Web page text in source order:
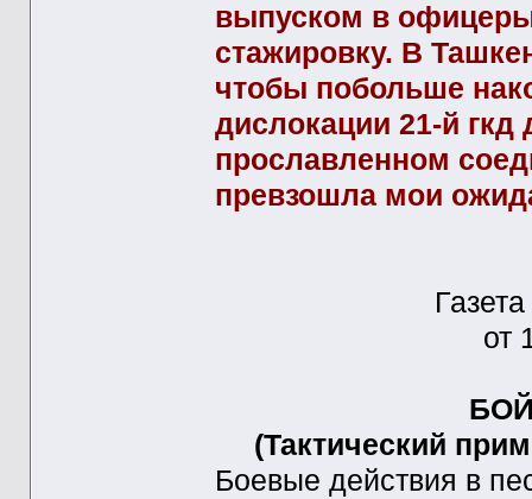
выпуском в
стажировку. В
чтобы побольше
дислокации 21-й гкд
прославленном
превзошла мои
от
(Тактический
Боевые действия в